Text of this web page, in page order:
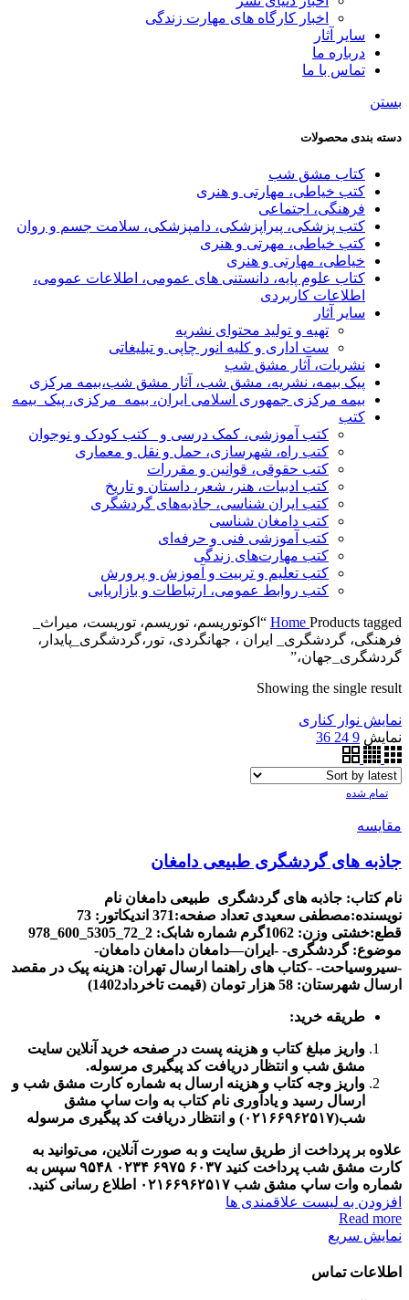
اخبار کارگاه های مهارت زندگی
سایر آثار
درباره ما
تماس با ما
بستن
دسته بندی محصولات
کتاب مشق شب
کتب خیاطی، مهارتی و هنری
فرهنگی، اجتماعی
کتب پزشکی، پیراپزشکی، دامپزشکی، سلامت جسم و روان
کتب خیاطی، مهرتی و هنری
خیاطی، مهارتی و هنری
کتاب علوم پایه، دانستنی های عمومی، اطلاعات عمومی،
اطلاعات کاربردی
سایر آثار
تهیه و تولید محتوای نشریه
ست اداری و کلیه انور چاپی و تبلیغاتی
نشریات، آثار مشق شب
پیک بیمه، نشریه، مشق شب، آثار مشق شب،بیمه مرکزی
بیمه مرکزی جمهوری اسلامی ایران، بیمه_مرکزی، پیک_بیمه
کتب
کتب آموزشی، کمک درسی و _کتب کودک و نوجوان
کتب راه، شهرسازی، حمل و نقل و معماری
کتب حقوقی، قوانین و مقررات
کتب ادبیات، هنر، شعر، داستان و تاریخ
کتب ایران شناسی، جاذبه‌های گردشگری
کتب دامغان شناسی
کتب آموزشی فنی و حرفه‌ای
کتب مهارت‌های زندگی
کتب تعلیم و تربیت و آموزش و پرورش
کتب روابط عمومی، ارتباطات و بازاریابی
Home Products tagged “اکوتوریسم، توریسم، توریست، میراث_
فرهنگی، گردشگری_ ایران ، جهانگردی، تور،گردشگری_پایدار،
گردشگری_جهان،”
Showing the single result
نمایش نوار کناری
نمایش 9
24
36
تمام شده
مقایسه
جاذبه های گردشگری طبیعی دامغان
نام کتاب: جاذبه های گردشگری طبیعی دامغان نام
نویسنده:مصطفی سعیدی تعداد صفحه:371
اندیکاتور: 73
قطع:خشتی وزن: 1062گرم شماره شابک: 2
موضوع:گردشگری- -ایران—دامغان دامغان دامغان-
-سیروسیاحت- -کتاب های راهنما ارسال تهران: هزینه پیک در مقصد
ارسال شهرستان: 58 هزار تومان (قیمت تاخرداد1402)
طریقه خرید:
واریز مبلغ کتاب و هزینه پست در صفحه خرید آنلاین سایت
مشق شب و انتظار دریافت کد پیگیری مرسوله.
واریز وجه کتاب و هزینه ارسال به شماره کارت مشق شب و
ارسال رسید و یادآوری نام کتاب به وات ساپ مشق
شب(۰۲۱۶۶۹۶۲۵۱۷) و انتظار دریافت کد پیگیری مرسوله
علاوه بر پرداخت از طریق سایت و به صورت آنلاین، می‌توانید به
کارت مشق شب پرداخت کنید ۶۰۳۷ ۶۹۷۵ ۰۲۳۴ ۹۵۴۸ سپس به
شماره وات ساپ مشق شب ۰۲۱۶۶۹۶۲۵۱۷ اطلاع رسانی کنید.
افزودن به لیست علاقمندی ها
Read more
نمایش سریع
اطلاعات تماس